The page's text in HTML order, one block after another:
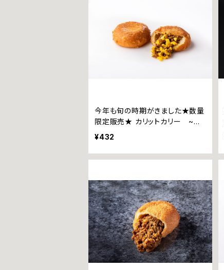
今年も旬の時期がきました★数量
限定販売★ カリットカリー ~ぎ
っしりスイートコーン~
¥432